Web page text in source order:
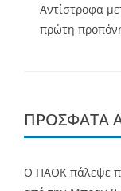
Αντίστροφα
πρώτη
ΠΡΌΣΦΑΤΑ
Ο ΠΑΟΚ πάλεψε